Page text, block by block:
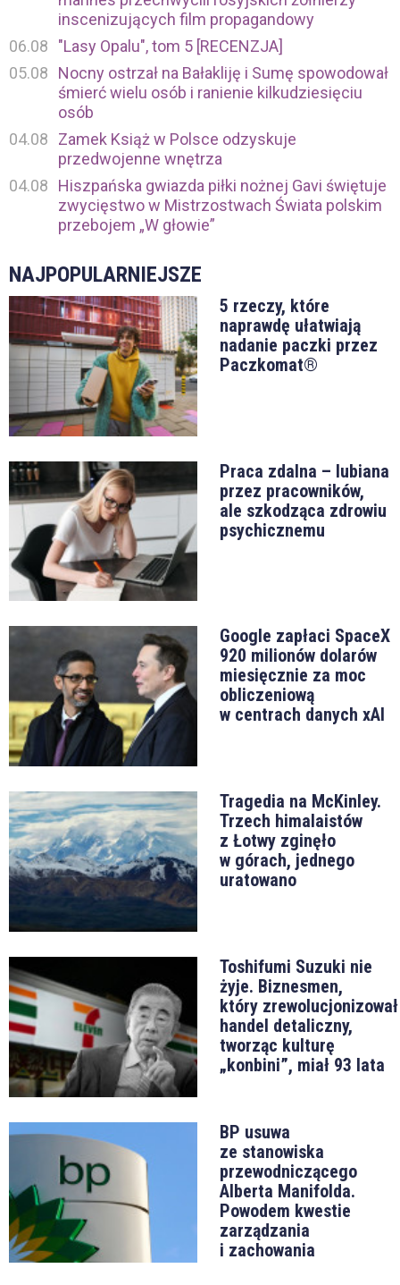
inscenizujących film propagandowy
06.08
"Lasy Opalu", tom 5 [RECENZJA]
05.08
Nocny ostrzał na Bałakliję i Sumę spowodował
śmierć wielu osób i ranienie kilkudziesięciu
osób
04.08
Zamek Książ w Polsce odzyskuje
przedwojenne wnętrza
04.08
Hiszpańska gwiazda piłki nożnej Gavi świętuje
zwycięstwo w Mistrzostwach Świata polskim
przebojem „W głowie”
NAJPOPULARNIEJSZE
5 rzeczy, które
naprawdę ułatwiają
nadanie paczki przez
Paczkomat®
Praca zdalna – lubiana
przez pracowników,
ale szkodząca zdrowiu
psychicznemu
Google zapłaci SpaceX
920 milionów dolarów
miesięcznie za moc
obliczeniową
w centrach danych xAI
Tragedia na McKinley.
Trzech himalaistów
z Łotwy zginęło
w górach, jednego
uratowano
Toshifumi Suzuki nie
żyje. Biznesmen,
który zrewolucjonizował
handel detaliczny,
tworząc kulturę
„konbini”, miał 93 lata
BP usuwa
ze stanowiska
przewodniczącego
Alberta Manifolda.
Powodem kwestie
zarządzania
i zachowania